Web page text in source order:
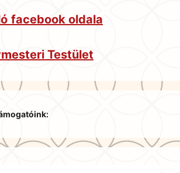
facebook oldala
Testület